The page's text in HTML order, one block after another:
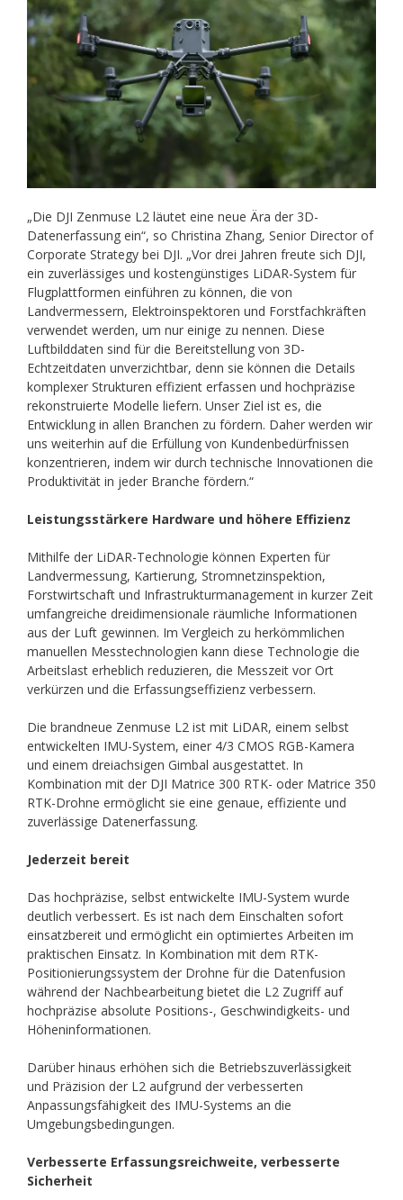
„Die DJI Zenmuse L2 läutet eine neue Ära der 3D-
Datenerfassung ein“, so Christina Zhang, Senior Director of
Corporate Strategy bei DJI. „Vor drei Jahren freute sich DJI,
ein zuverlässiges und kostengünstiges LiDAR-System für
Flugplattformen einführen zu können, die von
Landvermessern, Elektroinspektoren und Forstfachkräften
verwendet werden, um nur einige zu nennen. Diese
Luftbilddaten sind für die Bereitstellung von 3D-
Echtzeitdaten unverzichtbar, denn sie können die Details
komplexer Strukturen effizient erfassen und hochpräzise
rekonstruierte Modelle liefern. Unser Ziel ist es, die
Entwicklung in allen Branchen zu fördern. Daher werden wir
uns weiterhin auf die Erfüllung von Kundenbedürfnissen
konzentrieren, indem wir durch technische Innovationen die
Produktivität in jeder Branche fördern.“
Leistungsstärkere Hardware und höhere Effizienz
Mithilfe der LiDAR-Technologie können Experten für
Landvermessung, Kartierung, Stromnetzinspektion,
Forstwirtschaft und Infrastrukturmanagement in kurzer Zeit
umfangreiche dreidimensionale räumliche Informationen
aus der Luft gewinnen. Im Vergleich zu herkömmlichen
manuellen Messtechnologien kann diese Technologie die
Arbeitslast erheblich reduzieren, die Messzeit vor Ort
verkürzen und die Erfassungseffizienz verbessern.
Die brandneue Zenmuse L2 ist mit LiDAR, einem selbst
entwickelten IMU-System, einer 4/3 CMOS RGB-Kamera
und einem dreiachsigen Gimbal ausgestattet. In
Kombination mit der DJI Matrice 300 RTK- oder Matrice 350
RTK-Drohne ermöglicht sie eine genaue, effiziente und
zuverlässige Datenerfassung.
Jederzeit bereit
Das hochpräzise, selbst entwickelte IMU-System wurde
deutlich verbessert. Es ist nach dem Einschalten sofort
einsatzbereit und ermöglicht ein optimiertes Arbeiten im
praktischen Einsatz. In Kombination mit dem RTK-
Positionierungssystem der Drohne für die Datenfusion
während der Nachbearbeitung bietet die L2 Zugriff auf
hochpräzise absolute Positions-, Geschwindigkeits- und
Höheninformationen.
Darüber hinaus erhöhen sich die Betriebszuverlässigkeit
und Präzision der L2 aufgrund der verbesserten
Anpassungsfähigkeit des IMU-Systems an die
Umgebungsbedingungen.
Verbesserte Erfassungsreichweite, verbesserte
Sicherheit